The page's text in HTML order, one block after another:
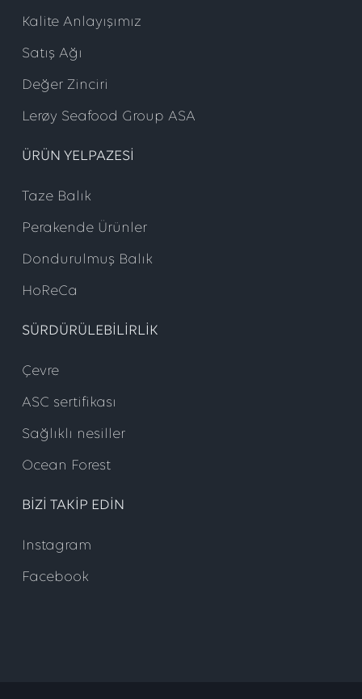
Kalite Anlayışımız
Satış Ağı
Değer Zinciri
Lerøy Seafood Group ASA
ÜRÜN YELPAZESI
Taze Balık
Perakende Ürünler
Dondurulmuş Balık
HoReCa
SÜRDÜRÜLEBILIRLIK
Çevre
ASC sertifikası
Sağlıklı nesiller
Ocean Forest
BIZI TAKIP EDIN
Instagram
Facebook